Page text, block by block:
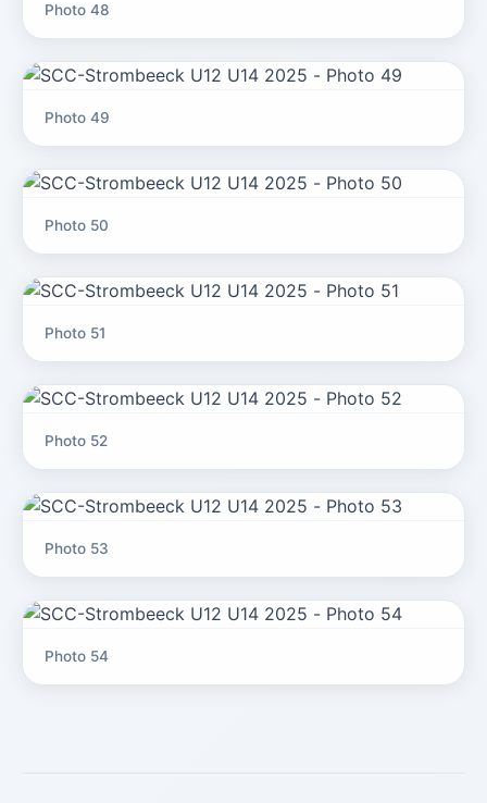
Photo 48
Photo 49
Photo 50
Photo 51
Photo 52
Photo 53
Photo 54